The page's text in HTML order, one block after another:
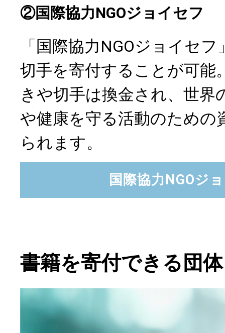
②国際協力NGOジョイセフ
「国際協力NGOジョイセ
切手を寄付することが可能
きや切手は換金され、世界
や健康を守る活動のための
られます。
国際協力NGOジ
書籍を寄付できる団体